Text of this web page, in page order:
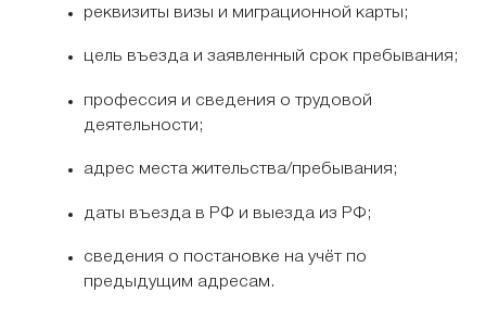
реквизиты визы и миграционной карты;
цель въезда и заявленный срок пребывания;
профессия и сведения о трудовой
деятельности;
адрес места жительства/пребывания;
даты въезда в РФ и выезда из РФ;
сведения о постановке на учёт по
предыдущим адресам.